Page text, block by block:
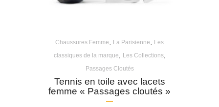
Chaussures Femme La Parisienne
Les
classiques de la marque
Les Collections,
Passages Cloutés
Tennis en toile avec lacets
femme « Passages cloutés »